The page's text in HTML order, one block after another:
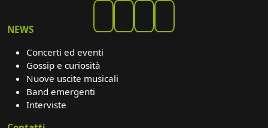
NEWS
Concerti ed eventi
Gossip e curiosità
Nuove uscite musicali
Band emergenti
Interviste